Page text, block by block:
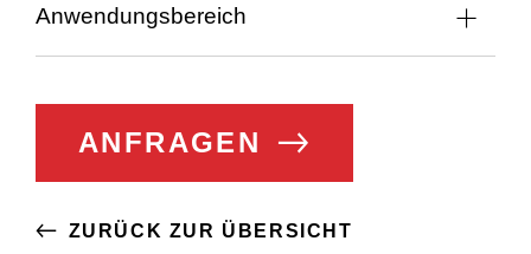
Anwendungsbereich
ANFRAGEN
ZURÜCK ZUR ÜBERSICHT